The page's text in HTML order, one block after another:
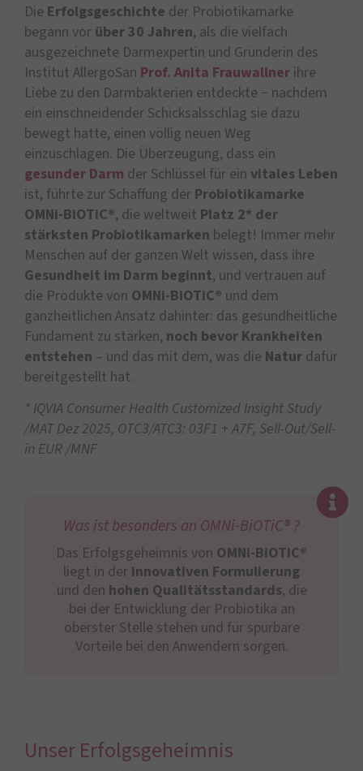
Die Erfolgsgeschichte der Probiotikamarke
begann vor über 30 Jahren, als die vielfach
ausgezeichnete Darmexpertin und Gründerin des
Institut AllergoSan Prof. Anita Frauwallner ihre
Liebe zu den Darmbakterien entdeckte − nachdem
ein einschneidender Schicksalsschlag sie dazu
bewegt hatte, einen völlig neuen Weg
einzuschlagen. Die Überzeugung, dass ein
gesunder Darm der Schlüssel für ein vitales Leben
ist, führte zur Schaffung der Probiotikamarke
OMNi-BiOTiC®, die weltweit Platz 2* der
stärksten Probiotikamarken belegt! Immer mehr
Menschen auf der ganzen Welt wissen, dass ihre
Gesundheit im Darm beginnt, und vertrauen auf
die Produkte von OMNi-BiOTiC® und dem
ganzheitlichen Ansatz dahinter: das gesundheitliche
Fundament zu stärken, noch bevor Krankheiten
entstehen – und das mit dem, was die Natur dafür
bereitgestellt hat.
* IQVIA Consumer Health Customized Insight Study
/MAT Dez 2025, OTC3/ATC3: 03F1 + A7F, Sell-Out/Sell-
in EUR /MNF
Was ist besonders an OMNi-BiOTiC® ?
Das Erfolgsgeheimnis von OMNi-BiOTiC®
liegt in der innovativen Formulierung
und den hohen Qualitätsstandards, die
bei der Entwicklung der Probiotika an
oberster Stelle stehen und für spürbare
Vorteile bei den Anwendern sorgen.
Unser Erfolgsgeheimnis